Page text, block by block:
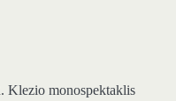
Klezio monospektaklis